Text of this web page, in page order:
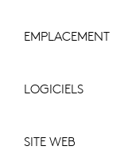
EMPLACEMENT
LOGICIELS
SITE WEB